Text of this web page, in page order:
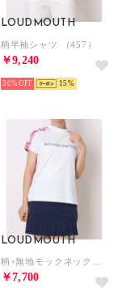
LOUDMOUTH
柄半袖シャツ （457）
￥9,240
30% 15
LOUDMOUTH
￥7,700